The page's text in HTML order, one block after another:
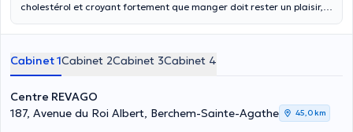
cholestérol et croyant fortement que manger doit rester un plaisir,
que beaucoup pensent, un régime restrictif n’est pas la solution pour
diminuer sa glycémie en cas de diabète. Ce n’est pas la solution
dans la majorité des maladies. La solution réside dans une
alimentation équilibrée. Prenez soin de votre corps, c’est le seul
processus. Nous travaillerons ensemble pour obtenir un résultat
Cabinet 1Cabinet 2Cabinet 3Cabinet 4
Centre REVAGO
187, Avenue du Roi Albert, Berchem-Sainte-Agathe
45,0 km